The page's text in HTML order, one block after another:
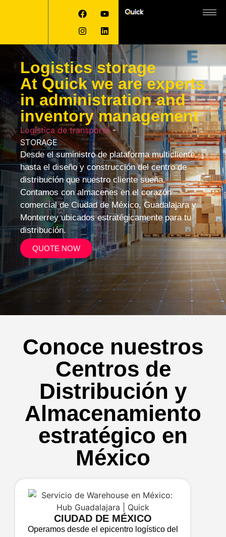
Logistics storage
At Quick we are experts
in administration and
inventory management
Logística de transporte-
STORAGE
Desde el suministro de plataforma multicliente,
hasta el diseño y construcción del centro de
distribución que nuestro cliente sueña.
Contamos con almacenes en el corazón
comercial de Ciudad de México, Guadalajara y
Monterreyubicados estratégicamente para tu
distribución.
QUOTE NOW
Conoce nuestros
Centros de
Distribución y
Almacenamiento
estratégico en
México
CIUDAD DE MÉXICO
Operamos desde el epicentro logístico del